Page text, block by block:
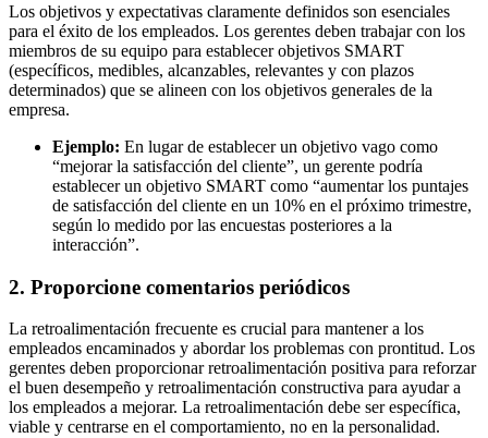
Los objetivos y expectativas claramente definidos son esenciales
para el éxito de los empleados. Los gerentes deben trabajar con los
miembros de su equipo para establecer objetivos SMART
(específicos, medibles, alcanzables, relevantes y con plazos
determinados) que se alineen con los objetivos generales de la
empresa.
Ejemplo: En lugar de establecer un objetivo vago como
“mejorar la satisfacción del cliente”, un gerente podría
establecer un objetivo SMART como “aumentar los puntajes
de satisfacción del cliente en un 10% en el próximo trimestre,
según lo medido por las encuestas posteriores a la
interacción”.
2. Proporcione comentarios periódicos
La retroalimentación frecuente es crucial para mantener a los
empleados encaminados y abordar los problemas con prontitud. Los
gerentes deben proporcionar retroalimentación positiva para reforzar
el buen desempeño y retroalimentación constructiva para ayudar a
los empleados a mejorar. La retroalimentación debe ser específica,
viable y centrarse en el comportamiento, no en la personalidad.